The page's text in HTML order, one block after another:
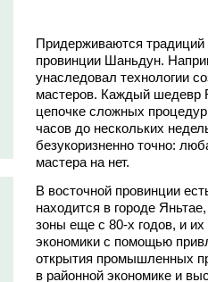
Придерживаются традиций
провинции Шаньдун.
унаследовал технологии
мастеров. Каждый шедевр
цепочке сложных
часов до нескольких
безукоризненно точно:
мастера на нет.
В восточной провинции
находится в городе
зоны еще с 80-х годов, и их
экономики с помощью
открытия промышленных
в районной экономике и